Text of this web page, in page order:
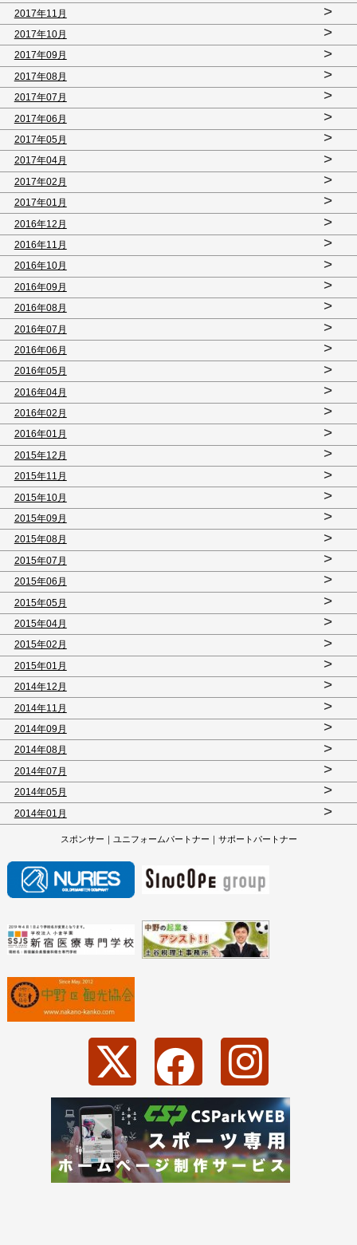
2017年11月 >
2017年10月 >
2017年09月 >
2017年08月 >
2017年07月 >
2017年06月 >
2017年05月 >
2017年04月 >
2017年02月 >
2017年01月 >
2016年12月 >
2016年11月 >
2016年10月 >
2016年09月 >
2016年08月 >
2016年07月 >
2016年06月 >
2016年05月 >
2016年04月 >
2016年02月 >
2016年01月 >
2015年12月 >
2015年11月 >
2015年10月 >
2015年09月 >
2015年08月 >
2015年07月 >
2015年06月 >
2015年05月 >
2015年04月 >
2015年02月 >
2015年01月 >
2014年12月 >
2014年11月 >
2014年09月 >
2014年08月 >
2014年07月 >
2014年05月 >
2014年01月 >
スポンサー｜ユニフォームパートナー｜サポートパートナー